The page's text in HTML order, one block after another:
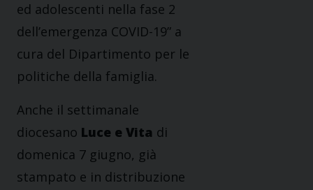
ed adolescenti nella fase 2
dell’emergenza COVID-19” a
cura del Dipartimento per le
politiche della famiglia.
Anche il settimanale
diocesano Luce e Vita di
domenica 7 giugno, già
stampato e in distribuzione